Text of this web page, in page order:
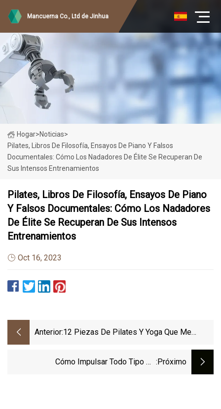
Mancuerna Co., Ltd de Jinhua
Hogar>Noticias>
Pilates, Libros De Filosofía, Ensayos De Piano Y Falsos
Documentales: Cómo Los Nadadores De Élite Se Recuperan De
Sus Intensos Entrenamientos
Pilates, Libros De Filosofía, Ensayos De Piano
Y Falsos Documentales: Cómo Los Nadadores
De Élite Se Recuperan De Sus Intensos
Entrenamientos
Oct 16, 2023
Anterior:12 Piezas De Pilates Y Yoga Que Me
Cómo Impulsar Todo Tipo De :próximo